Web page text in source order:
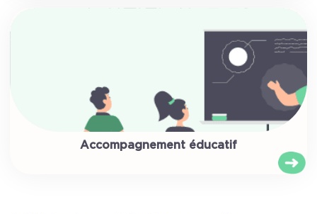
Accompagnement éducatif